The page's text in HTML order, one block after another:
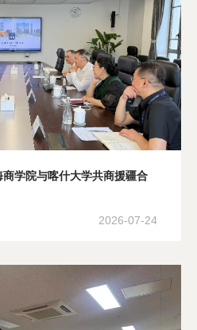
学院与喀什大学共商援疆合
2026-07-24